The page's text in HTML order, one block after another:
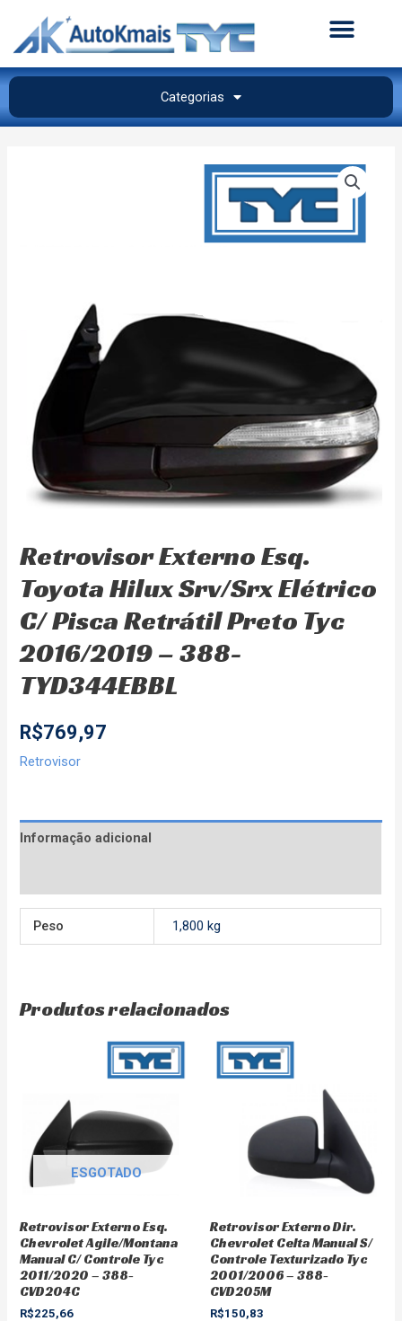
Categorias
Retrovisor Externo Esq.
Toyota Hilux Srv/Srx Elétrico
C/ Pisca Retrátil Preto Tyc
2016/2019 – 388-
TYD344EBBL
R$769,97
Retrovisor
Informação adicional
Peso 1,800 kg
Produtos relacionados
ESGOTADO
Retrovisor Externo Esq.
Chevrolet Agile/Montana
Manual C/ Controle Tyc
2011/2020 – 388-
CVD204C
R$225,66
Retrovisor Externo Dir.
Chevrolet Celta Manual S/
Controle Texturizado Tyc
2001/2006 – 388-
CVD205M
R$150,83